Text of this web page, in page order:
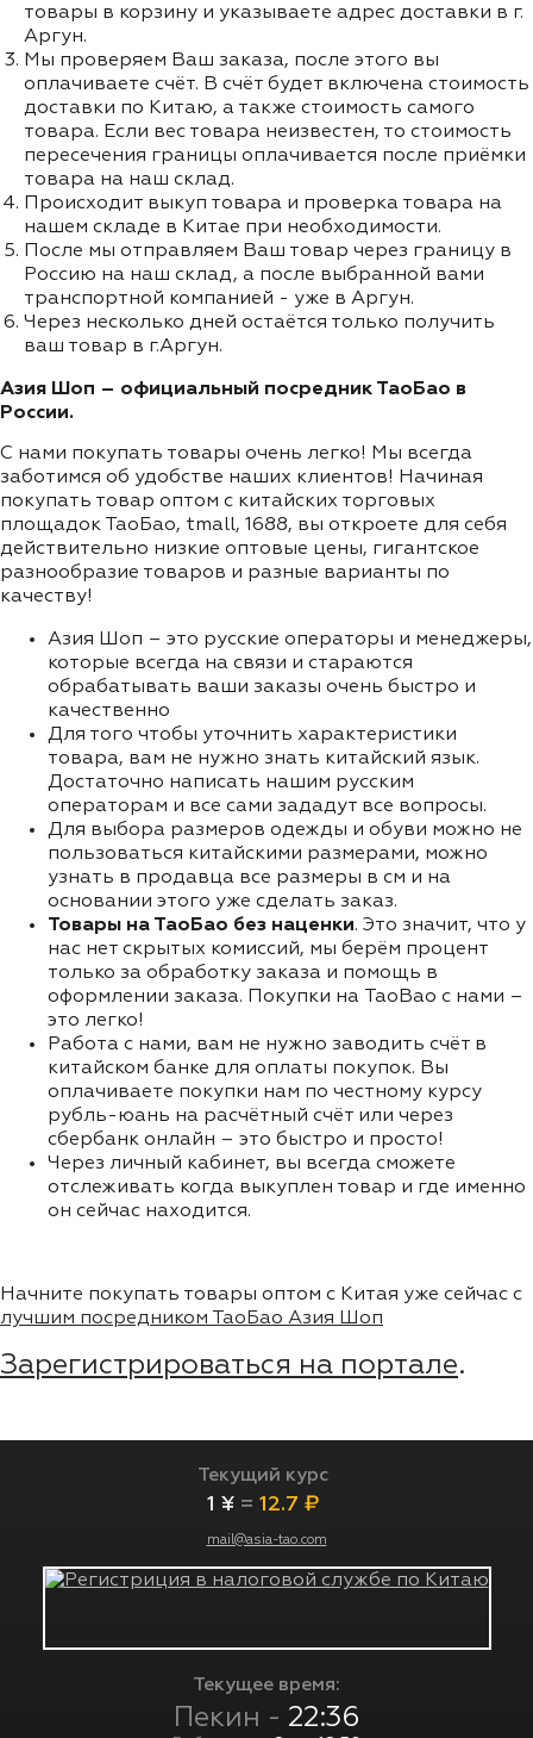
товары в корзину и указываете адрес доставки в г.
Аргун.
Мы проверяем Ваш заказа, после этого вы
оплачиваете счёт. В счёт будет включена стоимость
доставки по Китаю, а также стоимость самого
товара. Если вес товара неизвестен, то стоимость
пересечения границы оплачивается после приёмки
товара на наш склад.
Происходит выкуп товара и проверка товара на
нашем складе в Китае при необходимости.
После мы отправляем Ваш товар через границу в
Россию на наш склад, а после выбранной вами
транспортной компанией - уже в Аргун.
Через несколько дней остаётся только получить
ваш товар в г.Аргун.
Азия Шоп – официальный посредник ТаоБао в
России.
С нами покупать товары очень легко! Мы всегда
заботимся об удобстве наших клиентов! Начиная
покупать товар оптом с китайских торговых
площадок ТаоБао, tmall, 1688, вы откроете для себя
действительно низкие оптовые цены, гигантское
разнообразие товаров и разные варианты по
качеству!
Азия Шоп – это русские операторы и менеджеры,
которые всегда на связи и стараются
обрабатывать ваши заказы очень быстро и
качественно
Для того чтобы уточнить характеристики
товара, вам не нужно знать китайский язык.
Достаточно написать нашим русским
операторам и все сами зададут все вопросы.
Для выбора размеров одежды и обуви можно не
пользоваться китайскими размерами, можно
узнать в продавца все размеры в см и на
основании этого уже сделать заказ.
Товары на ТаоБао без наценки. Это значит, что у
нас нет скрытых комиссий, мы берём процент
только за обработку заказа и помощь в
оформлении заказа. Покупки на TaoBao с нами –
это легко!
Работа с нами, вам не нужно заводить счёт в
китайском банке для оплаты покупок. Вы
оплачиваете покупки нам по честному курсу
рубль-юань на расчётный счёт или через
сбербанк онлайн – это быстро и просто!
Через личный кабинет, вы всегда сможете
отслеживать когда выкуплен товар и где именно
он сейчас находится.
Начните покупать товары оптом с Китая уже сейчас с
лучшим посредником ТаоБао Азия Шоп
Зарегистрироваться на портале.
Текущий курс
1 ¥ = 12.7 ₽
mail@asia-tao.com
Текущее время:
Пекин - 22:36